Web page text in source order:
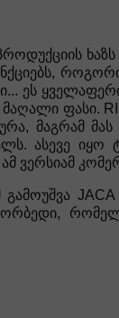
ეს
მაღალი ფასი.
მაგრამ
ასევე
ვერსიამ
გამოუშვა